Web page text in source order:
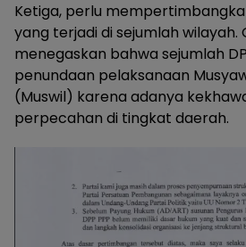
Ketiga, perlu
yang terjadi di sejumlah wilayah.
menegaskan bahwa sejumlah
penundaan pelaksanaan
(Muswil) karena adanya
perpecahan di tingkat daerah.